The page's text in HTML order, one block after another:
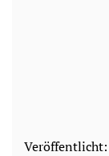
Veröffentlicht: